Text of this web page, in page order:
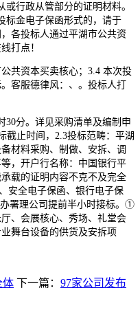
或行政从管部分的证明材料。
标金电子保函形式的，请于
，各投标人通过平湖市公共资
打点！
资本买卖核心；3.4 本次投
客服德律风：、。投标人打
分。详见采购清单及编制申
截止时间，2.3投标范畴：平湖
材料采购、制做、安拆、调
，开户行名称：中国银行平
载的证明内容不克不及完全
安全电子保函、银行电子保
办署理公司提前半小时接标。①
、会展核心、秀场、礼堂会
舞台设备的供货及安拆项
体 下一篇： 97家公司发布